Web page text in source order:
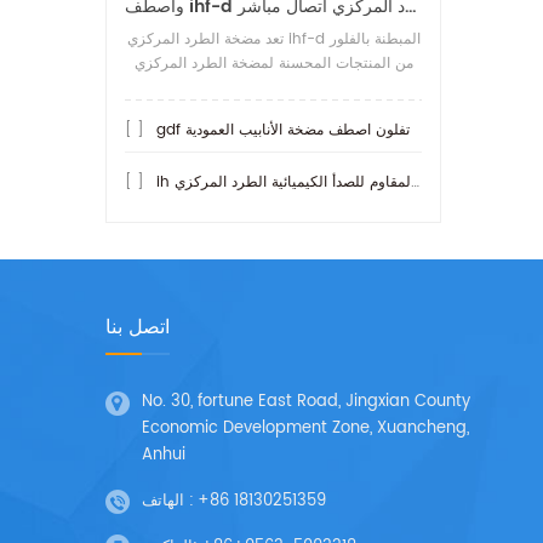
واصطف ihf-d تفلون مضخة الطرد المركزي اتصال مباشر
تعد مضخة الطرد المركزي ihf-d المبطنة بالفلور
من المنتجات المحسنة لمضخة الطرد المركزي
gdf تفلون اصطف مضخة الأنابيب العمودية
ih مضخة الفولاذ المقاوم للصدأ الكيميائية الطرد المركزي
اتصل بنا
No. 30, fortune East Road, Jingxian County
Economic Development Zone, Xuancheng,
Anhui
الهاتف : +86 18130251359